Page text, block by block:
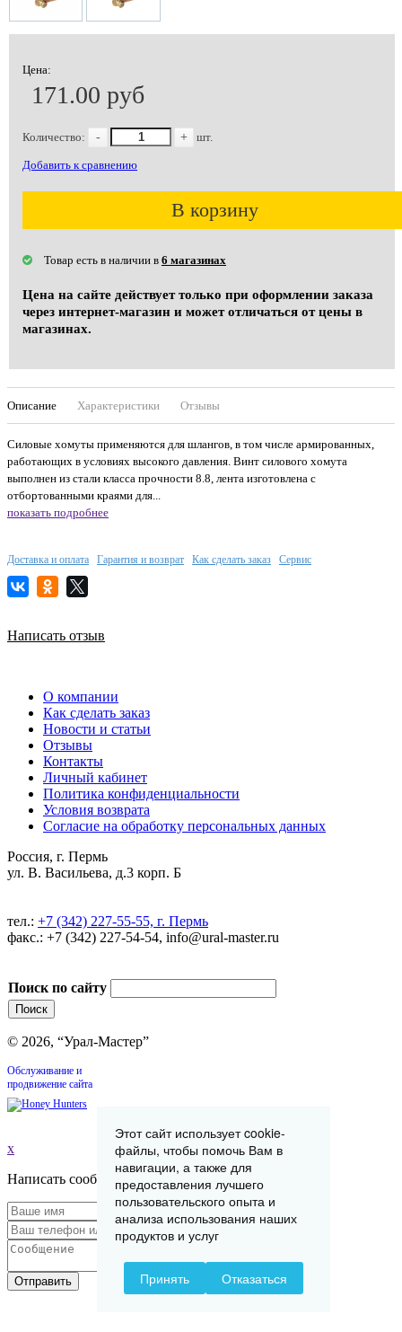
Цена:
171.00 руб
Количество: - + шт.
Добавить к сравнению
В корзину
Товар есть в наличии в 6 магазинах
Цена на сайте действует только при оформлении заказа
через интернет-магазин и может отличаться от цены в
магазинах.
Описание Характеристики Отзывы
Силовые хомуты применяются для шлангов, в том числе армированных,
работающих в условиях высокого давления. Винт силового хомута
выполнен из стали класса прочности 8.8, лента изготовлена с
отбортованными краями для...
показать подробнее
Доставка и оплата Гарантия и возврат Как сделать заказ Сервис
Написать отзыв
О компании
Как сделать заказ
Новости и статьи
Отзывы
Контакты
Личный кабинет
Политика конфиденциальности
Условия возврата
Согласие на обработку персональных данных
Россия, г. Пермь
ул. В. Васильева, д.3 корп. Б
тел.: +7 (342) 227-55-55, г. Пермь
факс.: +7 (342) 227-54-54, info@ural-master.ru
Поиск по сайту
© 2026, “Урал-Мастер”
Обслуживание и
продвижение сайта
x
Написать сообщение
Отправить
Этот сайт использует cookie-
файлы, чтобы помочь Вам в
навигации, а также для
предоставления лучшего
пользовательского опыта и
анализа использования наших
продуктов и услуг
Принять Отказаться